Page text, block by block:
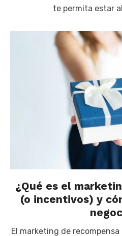
te permita estar
¿Qué es el
(o incentivos) y
El marketing de